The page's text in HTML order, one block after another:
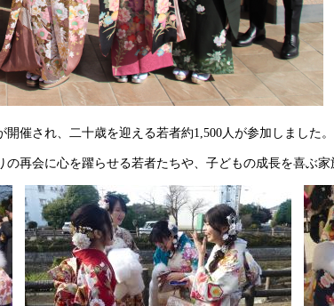
催され、二十歳を迎える若者約1,500人が参加しました。​
再会に心を躍らせる若者たちや、子どもの成長を喜ぶ家